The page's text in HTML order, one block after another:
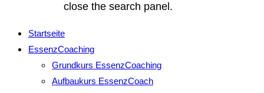
close the search panel.
Startseite
EssenzCoaching
Grundkurs EssenzCoaching
Aufbaukurs EssenzCoach